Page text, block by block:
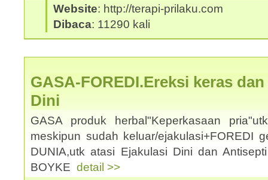
Website: http://terapi-prilaku.com
Dibaca: 11290 kali
GASA-FOREDI.Ereksi keras
Dini
GASA produk herbal"Keperkasaan
meskipun sudah keluar/ejakulasi+FOREDI
DUNIA,utk atasi Ejakulasi Dini dan
BOYKE detail >>